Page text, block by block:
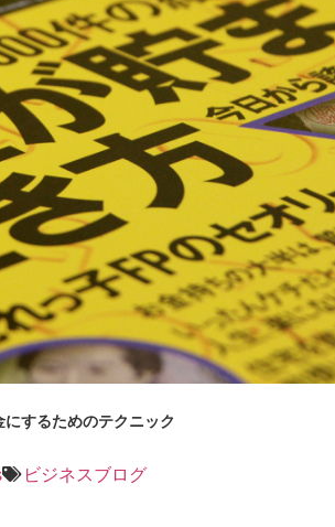
するためのテクニック
ビジネスブログ